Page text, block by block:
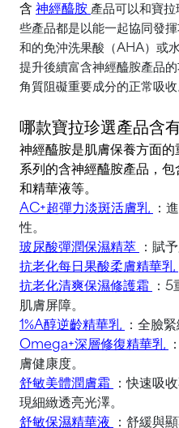
含神經醯胺 產品可以和寶
些產品都是以能一起協同發
和的免沖洗果酸（AHA）或
提升後續富含神經醯胺產品
角質阻礙重要成分的正常吸收
哪款寶拉珍選產品含
神經醯胺是肌膚保養方面
系列的含神經醯胺產品，
和精華液等。
AC+超彈力淡斑活膚乳 ：
性。
玻尿酸彈潤保濕精萃 ：賦
抗老化每日果酸柔膚精華乳
抗老化清爽保濕修護霜 ： 5
肌膚屏障。
1%A醇逆齡精華乳 ：全臉
Omega+深層修復精華乳
膚健康度。
舒敏美體潤膚霜 ：快速吸
現細緻透亮光澤。
舒敏保濕精華液 ：舒緩與